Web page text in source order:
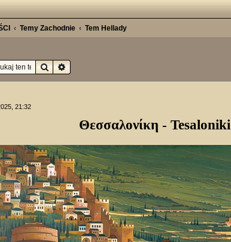
Temy Zachodnie Tem Hellady
SzukajWyszukiwanie zaawansowane
21:32
Θεσσαλονίκη - Tesaloniki